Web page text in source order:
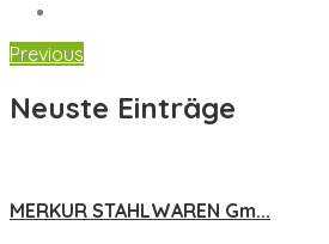
Previous
Neuste Einträge
MERKUR STAHLWAREN Gm...